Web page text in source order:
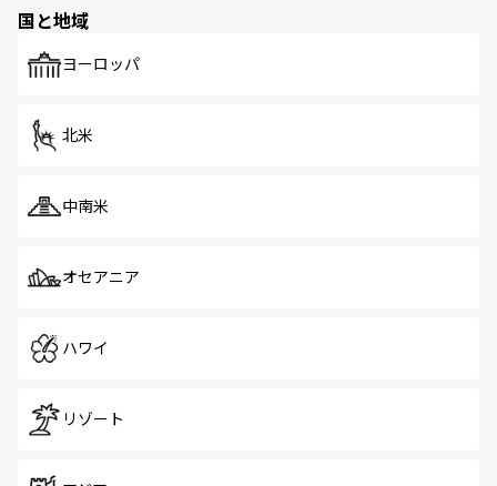
で、ホーカーズは地元の風情を楽しめる外せないスポット
国と地域
ヨーロッパ
北米
中南米
オセアニア
ハワイ
リゾート